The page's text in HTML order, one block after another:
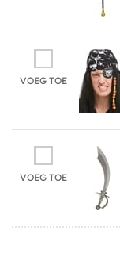
VOEG TOE
VOEG TOE